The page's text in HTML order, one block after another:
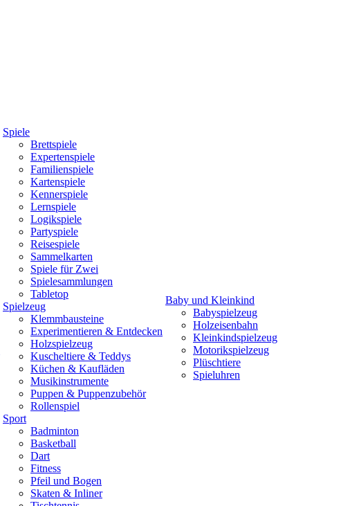
Spiele
Brettspiele
Expertenspiele
Familienspiele
Kartenspiele
Kennerspiele
Lernspiele
Logikspiele
Partyspiele
Reisespiele
Sammelkarten
Spiele für Zwei
Spielesammlungen
Tabletop
Spielzeug
Klemmbausteine
Experimentieren & Entdecken
Holzspielzeug
Kuscheltiere & Teddys
Küchen & Kaufläden
Musikinstrumente
Puppen & Puppenzubehör
Rollenspiel
Sport
Badminton
Basketball
Dart
Fitness
Pfeil und Bogen
Skaten & Inliner
Baby und Kleinkind
Babyspielzeug
Holzeisenbahn
Kleinkindspielzeug
Motorikspielzeug
Plüschtiere
Spieluhren